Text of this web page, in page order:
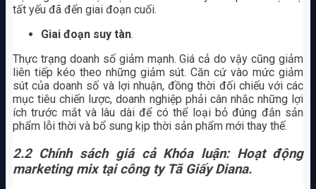
tất yếu đã đến giai đoạn cuối.
Giai đoạn suy tàn.
Thực trạng doanh số giảm mạnh. Giá cả do vậy cũng giảm
liên tiếp kéo theo những giảm sút. Căn cứ vào mức giảm
sút của doanh số và lợi nhuận, đồng thời đối chiếu với các
mục tiêu chiến lược, doanh nghiệp phải cân nhắc những lợi
ích trước mắt và lâu dài để có thể loại bỏ đúng đắn sản
phẩm lỗi thời và bổ sung kịp thời sản phẩm mới thay thế.
2.2 Chính sách giá cả Khóa luận: Hoạt động
marketing mix tại công ty Tã Giấy Diana.